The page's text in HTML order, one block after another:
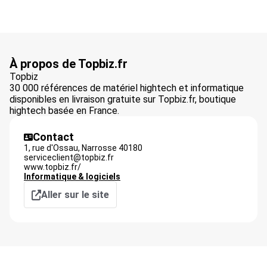
À propos de Topbiz.fr
Topbiz
30 000 références de matériel hightech et informatique
disponibles en livraison gratuite sur Topbiz.fr, boutique
hightech basée en France.
Contact
1, rue d'Ossau, Narrosse 40180
serviceclient@topbiz.fr
www.topbiz.fr/
Informatique & logiciels
Aller sur le site